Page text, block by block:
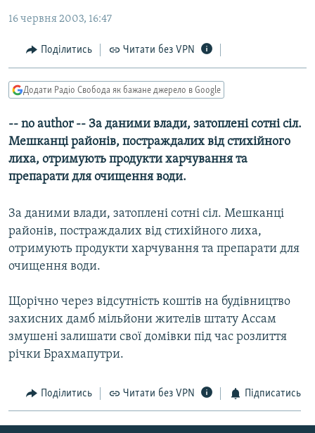
до
СПОРТ
УКРАЇНА
КРИМ.РЕАЛІЇ
ТИ ЯК?
СХЕМИ
МУЛЬТИМЕДІА
ФОТО
СПЕЦПРОЄКТИ
ПОДКАСТИ
КРИМ РЕАЛІЇ
РУС
КТАТ
ДОЛУЧАЙСЯ!
16 червня 2003, 16:47
Поділитись Читати без VPN
Додати Радіо Свобода як бажане джерело в Google
-- no author -- За даними влади, затоплені сотні сіл.
Мешканці районів, постраждалих від стихійного
лиха, отримують продукти харчування та
препарати для очищення води.
За даними влади, затоплені сотні сіл. Мешканці
районів, постраждалих від стихійного лиха,
отримують продукти харчування та препарати для
очищення води.
Щорічно через відсутність коштів на будівництво
захисних дамб мільйони жителів штату Ассам
змушені залишати свої домівки під час розлиття
річки Брахмапутри.
Поділитись Читати без VPN Підписатись